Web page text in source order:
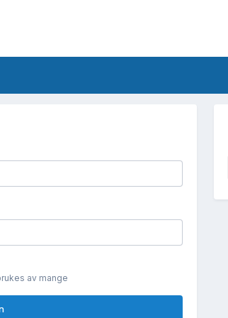
av mange